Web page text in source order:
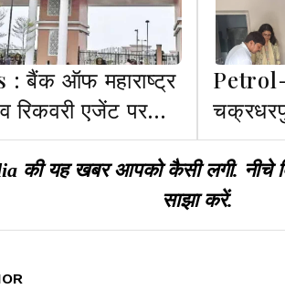
बैंक ऑफ महाराष्ट्र
रिकवरी एजेंट पर
फुटेज मांगा
की यह खबर आपको कैसी लगी. नीचे
साझा करें.